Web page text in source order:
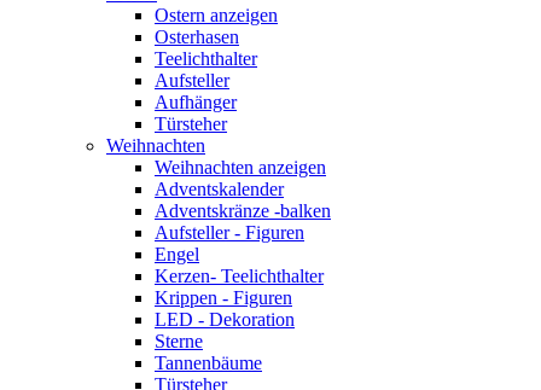
Ostern anzeigen
Osterhasen
Teelichthalter
Aufsteller
Aufhänger
Türsteher
Weihnachten
Weihnachten anzeigen
Adventskalender
Adventskränze -balken
Aufsteller - Figuren
Engel
Kerzen- Teelichthalter
Krippen - Figuren
LED - Dekoration
Sterne
Tannenbäume
Türsteher